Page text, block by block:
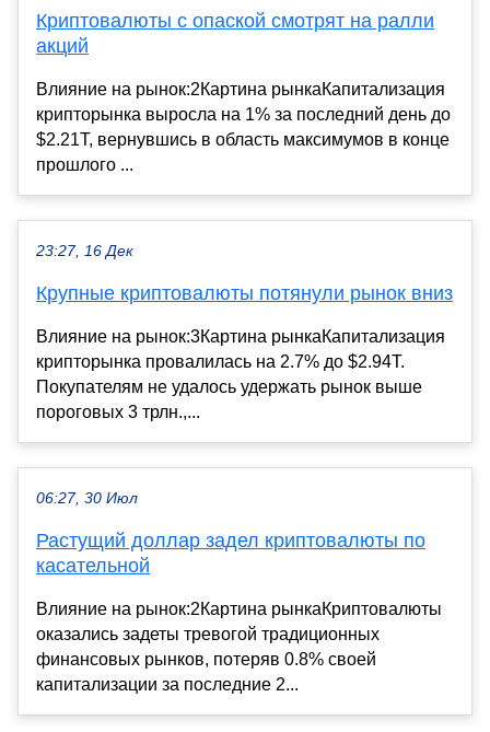
Криптовалюты с опаской смотрят на ралли
акций
Влияние на рынок:2Картина рынкаКапитализация
крипторынка выросла на 1% за последний день до
$2.21T, вернувшись в область максимумов в конце
прошлого ...
23:27, 16 Дек
Крупные криптовалюты потянули рынок вниз
Влияние на рынок:3Картина рынкаКапитализация
крипторынка провалилась на 2.7% до $2.94T.
Покупателям не удалось удержать рынок выше
пороговых 3 трлн.,...
06:27, 30 Июл
Растущий доллар задел криптовалюты по
касательной
Влияние на рынок:2Картина рынкаКриптовалюты
оказались задеты тревогой традиционных
финансовых рынков, потеряв 0.8% своей
капитализации за последние 2...